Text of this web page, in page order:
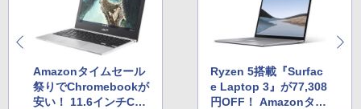
Amazonタイムセール
祭りでChromebookが
安い！ 11.6インチChr
Ryzen 5搭載『Surfac
e Laptop 3』が77,308
円OFF！ Amazonタイ